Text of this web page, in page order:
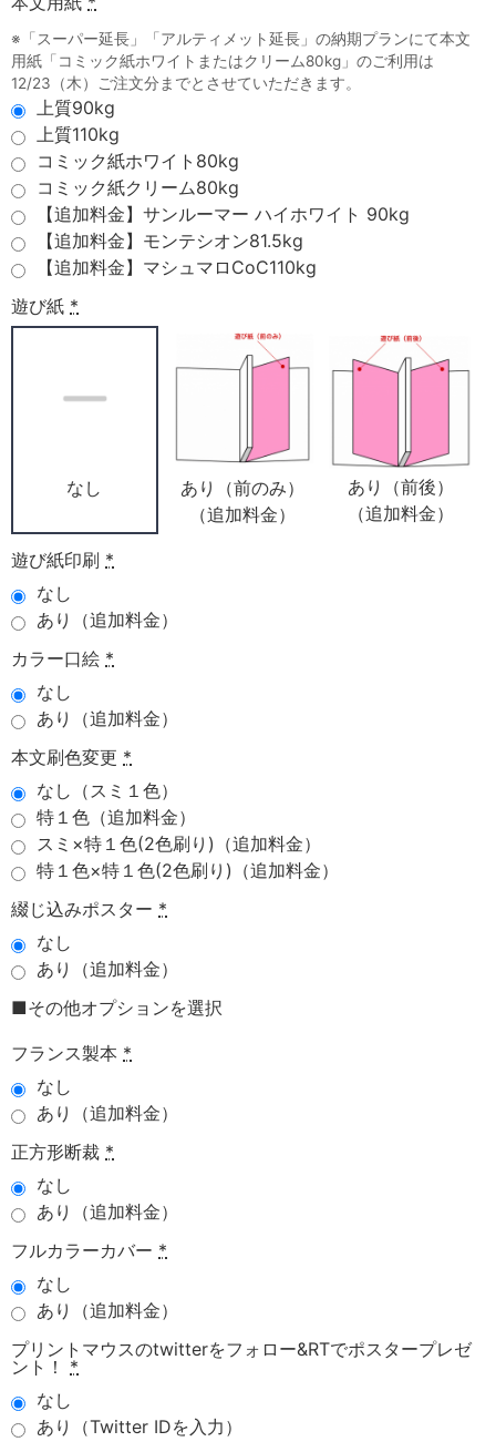
※「スーパー延長」「アルティメット延長」の納期プランにて本文
用紙「コミック紙ホワイトまたはクリーム80kg」のご利用は
12/23（木）ご注文分までとさせていただきます。
上質90kg
上質110kg
コミック紙ホワイト80kg
コミック紙クリーム80kg
【追加料金】サンルーマー ハイホワイト 90kg
【追加料金】モンテシオン81.5kg
【追加料金】マシュマロCoC110kg
遊び紙 *
なし
あり（前のみ）
（追加料金）
あり（前後）
（追加料金）
遊び紙印刷 *
なし
あり（追加料金）
カラー口絵 *
なし
あり（追加料金）
本文刷色変更 *
なし（スミ１色）
特１色（追加料金）
スミ×特１色(2色刷り)（追加料金）
特１色×特１色(2色刷り)（追加料金）
綴じ込みポスター *
なし
あり（追加料金）
■その他オプションを選択
フランス製本 *
なし
あり（追加料金）
正方形断裁 *
なし
あり（追加料金）
フルカラーカバー *
なし
あり（追加料金）
プリントマウスのtwitterをフォロー&RTでポスタープレゼ
ント！
*
なし
あり（Twitter IDを入力）